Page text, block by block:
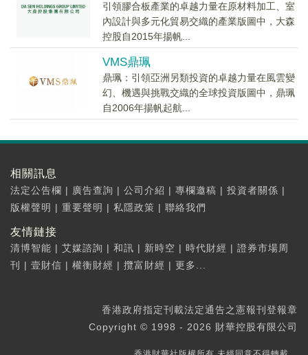
引領膠合板產業的卓越力量在原材料加工、室
內設計與多元化貿易交織的產業版圖中，大森
控股自2015年揚帆...
VMS鼎珮
鼎珮：引領亞洲另類投資的卓越力量在風雲變
幻、機遇與挑戰交織的全球投資版圖中，鼎珮
自2006年揚帆起航...
相關訊息
法定公告欄 | 廣告查詢 | 公司介紹 | 專欄邀稿 | 投資者關係 |
版權聲明 | 重要聲明 | 私隱政策 | 聯絡我們
友情鏈接
清博智能 | 艾媒諮詢 | 和訊 | 新時空 | 時代財經 | 證券市場周
刊
| 壹財信 | 權衡財經 | 攬富財經 | 更多...
香港政府指定刊載法定通告之憲報刊登報章
Copyright © 1998 - 2026 財華控股有限公司